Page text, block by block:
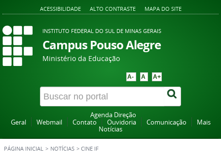
ACESSIBILIDADE ALTO CONTRASTE MAPA DO SITE
INSTITUTO FEDERAL DO SUL DE MINAS GERAIS
Campus Pouso Alegre
Ministério da Educação
A- A A+
Agenda Direção
Geral
Webmail Contato Ouvidoria Comunicação
Mais
Notícias
PÁGINA INICIAL > NOTÍCIAS > CINE IF